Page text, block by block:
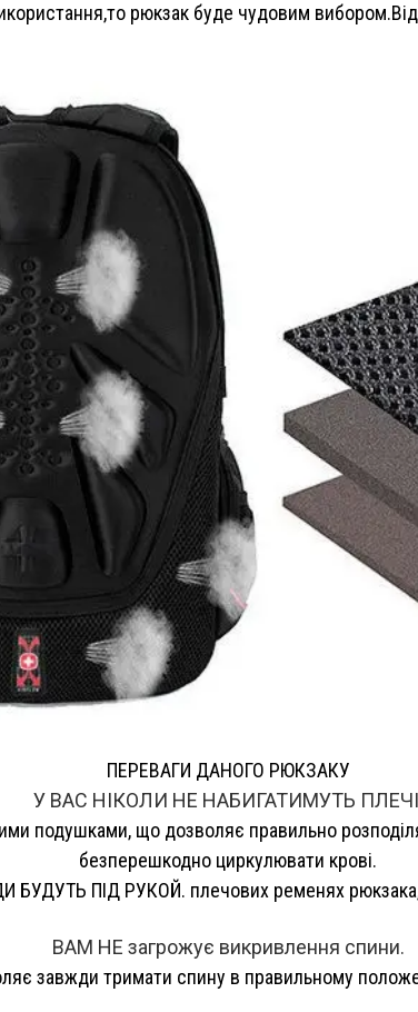
рюкзак буде чудовим
ПЕРЕВАГИ ДАНОГО РЮКЗАКУ
У ВАС НІКОЛИ НЕ НАБИГАТИМУТЬ
подушками, що дозволяє правильно
безперешкодно циркулювати крові.
ПІД РУКОЙ. плечових ременях
ВАМ НЕ загрожує викривлення спини.
завжди тримати спину в правильному